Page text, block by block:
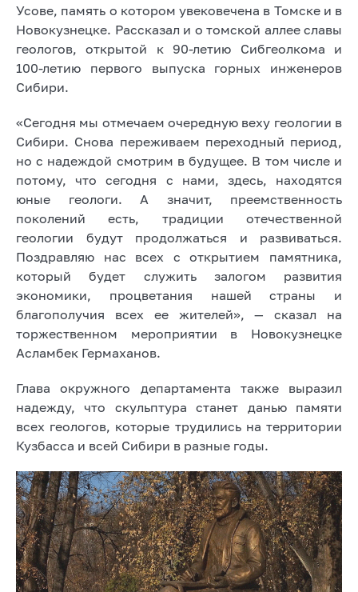
Усове, память о котором увековечена в Томске и в
Новокузнецке. Рассказал и о томской аллее славы
геологов, открытой к 90-летию Сибгеолкома и
100-летию первого выпуска горных инженеров
Сибири.
«Сегодня мы отмечаем очередную веху геологии в
Сибири. Снова переживаем переходный период,
но с надеждой смотрим в будущее. В том числе и
потому, что сегодня с нами, здесь, находятся
юные геологи. А значит, преемственность
поколений есть, традиции отечественной
геологии будут продолжаться и развиваться.
Поздравляю нас всех с открытием памятника,
который будет служить залогом развития
экономики, процветания нашей страны и
благополучия всех ее жителей», — сказал на
торжественном мероприятии в Новокузнецке
Асламбек Гермаханов.
Глава окружного департамента также выразил
надежду, что скульптура станет данью памяти
всех геологов, которые трудились на территории
Кузбасса и всей Сибири в разные годы.